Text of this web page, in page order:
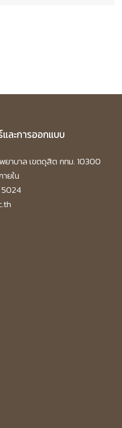
ละการออกแบบ
าบาล เขตดุสิต กทม. 10300
ยใน